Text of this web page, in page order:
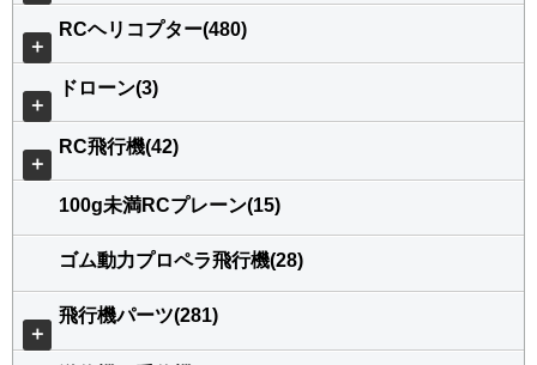
＋
RCヘリコプター(480)
＋
ドローン(3)
＋
RC飛行機(42)
100g未満RCプレーン(15)
ゴム動力プロペラ飛行機(28)
＋
飛行機パーツ(281)